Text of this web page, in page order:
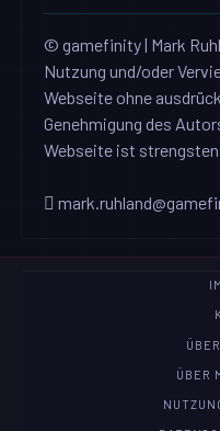
© gamefinity | Mark
Nutzung und/oder
Webseite ohne
Genehmigung des
Webseite ist
ÜBER